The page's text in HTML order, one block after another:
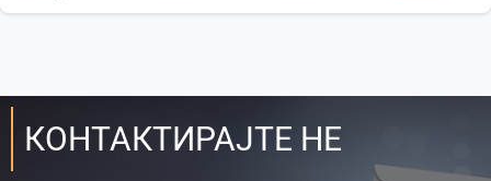
КОНТАКТИРАЈТЕ НЕ